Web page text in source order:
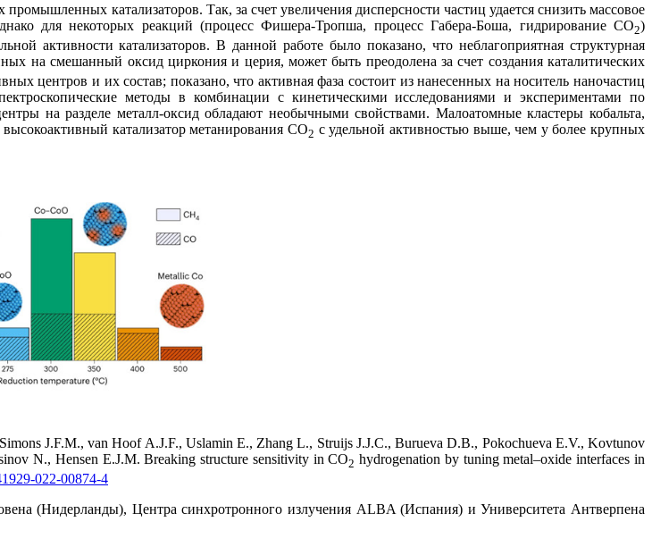
катализаторов. Так, за счет увеличения дисперсности частиц удается снизить массовое
для некоторых реакций (процесс Фишера-Тропша, процесс Габера-Боша, гидрирование СО2)
активности катализаторов. В данной работе было показано, что неблагоприятная структурная
на смешанный оксид циркония и церия, может быть преодолена за счет создания каталитических
центров и их состав; показано, что активная фаза состоит из нанесенных на носитель наночастиц
методы в комбинации с кинетическими исследованиями и экспериментами по
на разделе металл-оксид обладают необычными свойствами. Малоатомные кластеры кобальта,
катализатор метанирования СО2 с удельной активностью выше, чем у более крупных
J.F.M., van Hoof A.J.F., Uslamin E., Zhang L., Struijs J.J.C., Burueva D.B., Pokochueva E.V., Kovtunov
N., Hensen E.J.M. Breaking structure sensitivity in CO2 hydrogenation by tuning metal–oxide interfaces in
022-00874-4
(Нидерланды), Центра синхротронного излучения ALBA (Испания) и Университета Антверпена